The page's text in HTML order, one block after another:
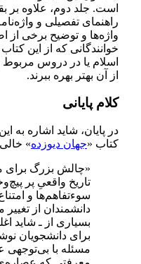
است. جلد دوم، علاوه بر
راهنمای تفصیلی و
واژه‌ها و توضیح برخی از
خوانندگانی که از این
اسلام یا در دروس مربوط
از آن بهتر بهره ببرند.
کلام پایانی
در پایان، شاید اشاره به
کتاب «جهان دیو‌زده»
«چالش بزرگ برای
تاریخ واقعیِ پر‌
سوءتفاهم‌ها و
دانشمندان از
بسیاری از ـ شاید
برای دانشجویان
مسئله با‌ بی‌توجهی